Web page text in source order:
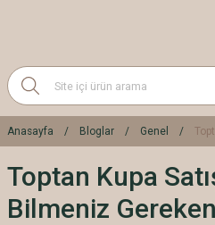
Anasayfa Bloglar Genel
Toptan Kupa
Bilmeniz